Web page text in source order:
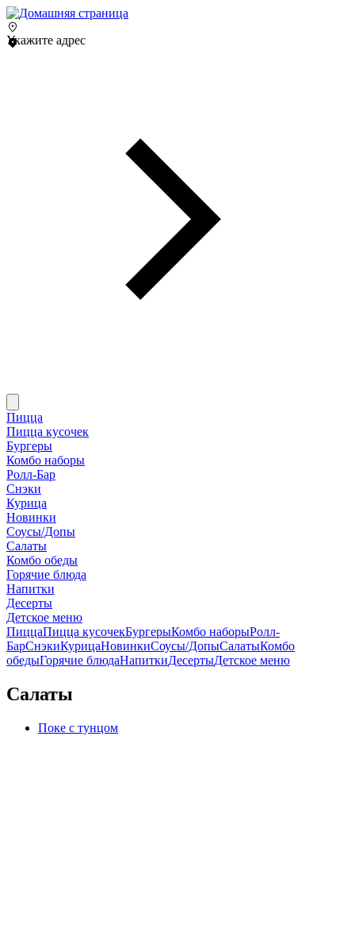
Укажите адрес
Пицца
Пицца кусочек
Бургеры
Комбо наборы
Ролл-Бар
Снэки
Курица
Новинки
Соусы/Допы
Салаты
Комбо обеды
Горячие блюда
Напитки
Десерты
Детское меню
ПиццаПицца кусочекБургерыКомбо наборыРолл-
БарСнэкиКурицаНовинкиСоусы/ДопыСалатыКомбо
обедыГорячие блюдаНапиткиДесертыДетское меню
Салаты
Поке с тунцом